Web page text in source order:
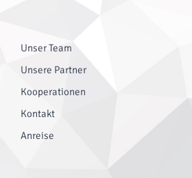
Unser Team
Unsere Partner
Kooperationen
Kontakt
Anreise